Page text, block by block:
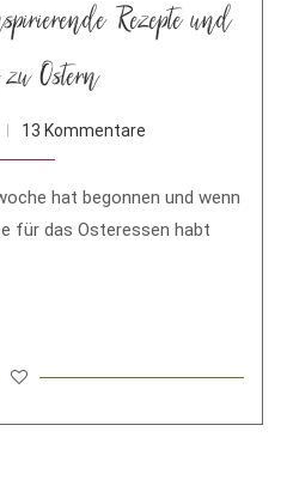
Rezepte und
Ostern
13 Kommentare
hat begonnen und wenn
für das Osteressen habt